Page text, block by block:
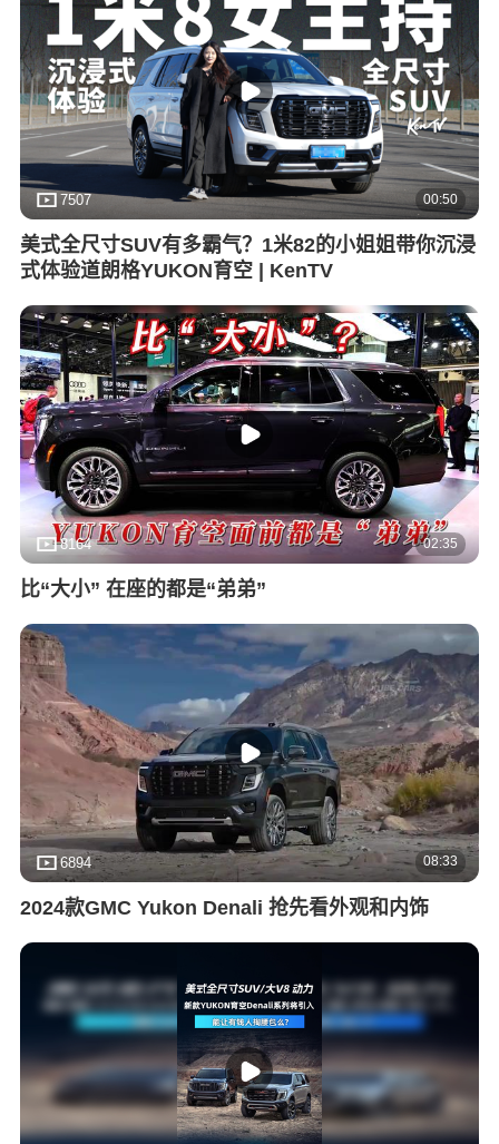
7507 00:50
美式全尺寸SUV有多霸气？1米82的小姐姐带你沉浸
式体验道朗格YUKON育空 | KenTV
8164 02:35
比“大小” 在座的都是“弟弟”
6894 08:33
2024款GMC Yukon Denali 抢先看外观和内饰